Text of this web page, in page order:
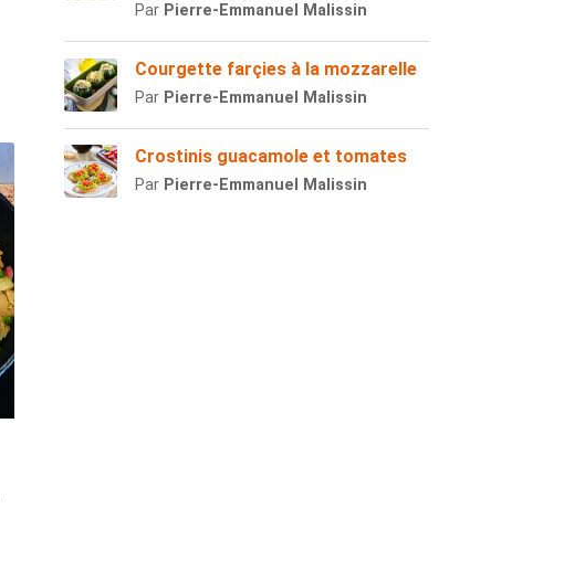
Par Pierre-Emmanuel Malissin
Courgette farçies à la mozzarelle
Par Pierre-Emmanuel Malissin
Crostinis guacamole et tomates
Par Pierre-Emmanuel Malissin